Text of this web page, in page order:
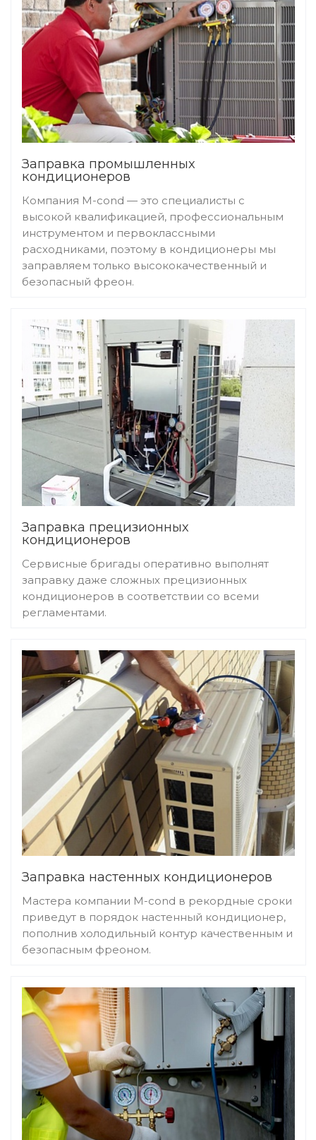
Заправка промышленных
кондиционеров
Компания M-cond — это специалисты с
высокой квалификацией, профессиональным
инструментом и первоклассными
расходниками, поэтому в кондиционеры мы
заправляем только высококачественный и
безопасный фреон.
Заправка прецизионных
кондиционеров
Сервисные бригады оперативно выполнят
заправку даже сложных прецизионных
кондиционеров в соответствии со всеми
регламентами.
Заправка настенных кондиционеров
Мастера компании M-cond в рекордные сроки
приведут в порядок настенный кондиционер,
пополнив холодильный контур качественным и
безопасным фреоном.